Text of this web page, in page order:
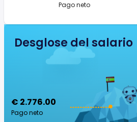
Pago neto
Desglose del salario
€ 2.776.00
Pago neto